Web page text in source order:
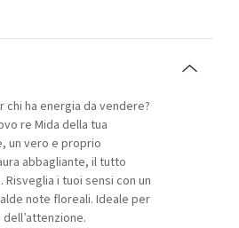
ha energia da vendere?
re Mida della tua
un vero e proprio
abbagliante, il tutto
Risveglia i tuoi sensi con un
note floreali. Ideale per